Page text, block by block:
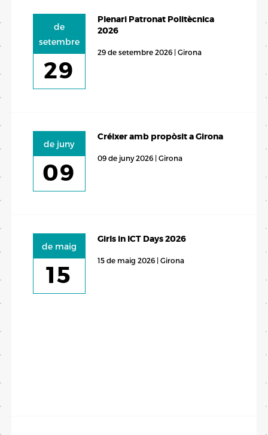
de
setembre
29
Plenari Patronat Politècnica
2026
29 de setembre 2026 | Girona
de juny
09
Créixer amb propòsit a Girona
09 de juny 2026 | Girona
de maig
15
Girls in ICT Days 2026
15 de maig 2026 | Girona